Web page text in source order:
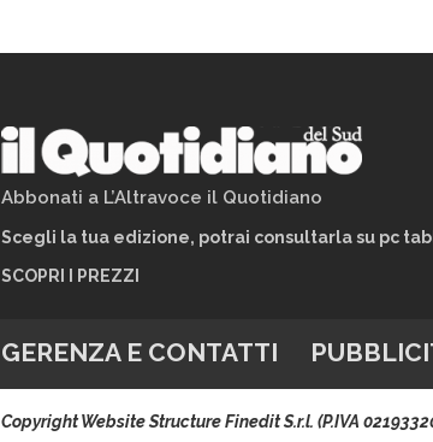
Abbonati a L’Altravoce il Quotidiano
Scegli la tua edizione, potrai consultarla su pc
SCOPRI I PREZZI
GERENZA E CONTATTI
Copyright Website Structure Finedit S.r.l. (P.IVA